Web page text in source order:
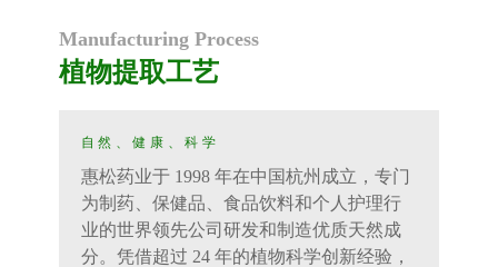
自然、健康、科学
惠松药业于 1998年在中国杭州成立，专门
为制药、保健品、食品饮料和个人护理行
业的世界领先公司研发和制造优质天然成
分。凭借超过 24年的植物科学创新经验，
Manufacturing Process
植物提取工艺